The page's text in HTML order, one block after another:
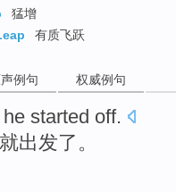
猛增
有质飞跃
例句 权威例句
he started off.
就出发了。